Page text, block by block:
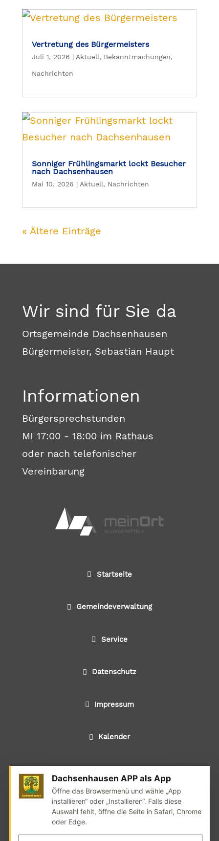
Vertretung des Bürgermeisters
Juli 1, 2026 | Aktuell, Bekanntmachungen,
Nachrichten
Sonniger Frühlingsmarkt lockt Besucher
nach Dachsenhausen
Mai 10, 2026 | Aktuell, Nachrichten
« Ältere Einträge
Wir sind für Sie da
Ortsgemeinde Dachsenhausen
Bürgermeister, Sebastian Haupt
Informationen
Bürgersprechstunden
MI 17:00 - 18:00 im Rathaus
oder nach telefonischer
Vereinbarung
Startseite
Gemeindeverwaltung
Service
Datenschutz
Impressum
Kalender
© 2024 Alle Rechte liegen bei der Ortsgemeinde
Dachsenhausen
Realisation: wedoyu.de
Dachsenhausen APP als App
Öffne das Browsermenü und wähle „App
installieren“ oder „Installieren“. Falls diese
Auswahl fehlt, öffne die Seite in Safari, Chrome
oder Edge.